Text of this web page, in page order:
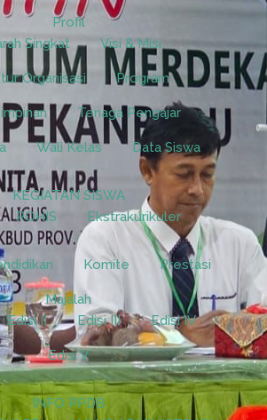
Profil
Singkat
Visi & Misi
Organisasi Program
Tenaga Pengajar
Wali Kelas Data Siswa
KEGIATAN SISWA
ROHIS Ekstrakurikuler
Komite Prestasi
Majalah
Edisi II Edisi III Edisi IV
Edisi V
INFO PPDB